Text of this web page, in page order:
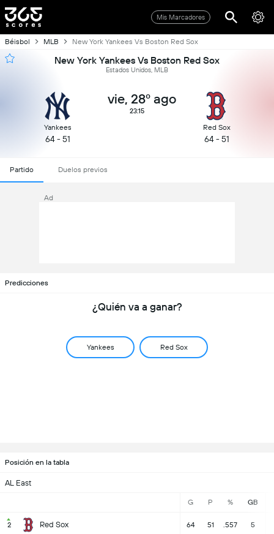
Mis Marcadores
Béisbol MLB New York Yankees Vs Boston Red Sox
New York Yankees Vs Boston Red Sox
Estados Unidos, MLB
Yankees
64 - 51
vie, 28º ago
23:15
Red Sox
64 - 51
Partido Duelos previos
Ad
Predicciones
¿Quién va a ganar?
Yankees Red Sox
Posición en la tabla
AL East
G P % GB
2 Red Sox 64 51 .557 5